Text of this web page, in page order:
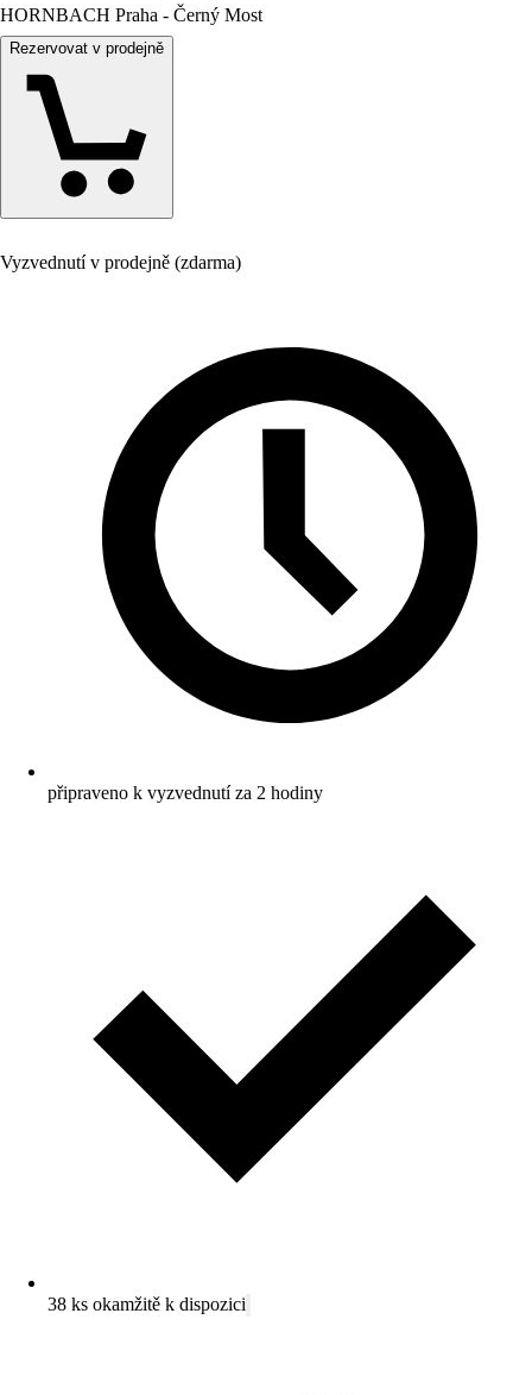
HORNBACH Praha - Černý Most
Rezervovat v prodejně
Vyzvednutí v prodejně (zdarma)
připraveno k vyzvednutí za 2 hodiny
38 ks okamžitě k dispozici